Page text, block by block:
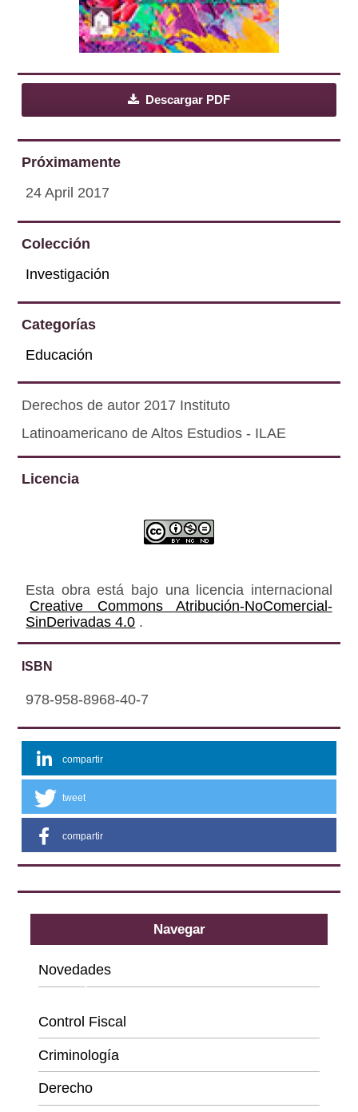
Descargar PDF
Próximamente
24 April 2017
Colección
Investigación
Categorías
Educación
Derechos de autor 2017 Instituto
Latinoamericano de Altos Estudios - ILAE
Licencia
Esta obra está bajo una licencia internacional
Creative Commons Atribución-NoComercial-
SinDerivadas 4.0 .
ISBN
978-958-8968-40-7
compartir
tweet
compartir
Navegar
Novedades
Categorías
Control Fiscal
Criminología
Derecho